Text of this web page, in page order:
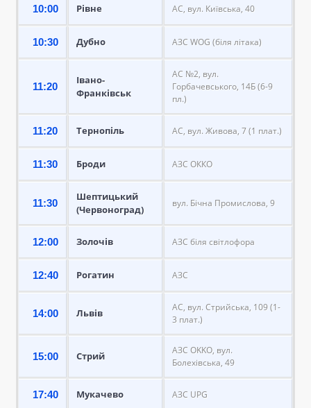
10:00 Рівне АС, вул. Київська, 40
10:30 Дубно АЗС WOG (біля літака)
11:20
Івано-
Франківськ
АС №2, вул.
Горбачевського, 14Б (6-9
пл.)
11:20 Тернопіль АС, вул. Живова, 7 (1 плат.)
11:30 Броди АЗС ОККО
11:30
Шептицький
(Червоноград)
вул. Бічна Промислова, 9
12:00 Золочів АЗС біля світлофора
12:40 Рогатин АЗС
14:00 Львів
АС, вул. Стрийська, 109 (1-
3 плат.)
15:00 Стрий
АЗС OKKO, вул.
Болехівська, 49
17:40 Мукачево АЗС UPG